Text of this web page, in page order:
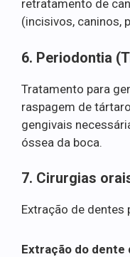
retratamento de
(incisivos, caninos,
6. Periodontia
Tratamento para
raspagem de
gengivais
óssea da boca.
7. Cirurgias
Extração de dentes
Extração do dente